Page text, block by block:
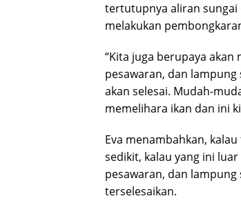
tertutupnya aliran sungai
melakukan
“Kita juga berupaya
pesawaran, dan
akan selesai. Mudah-
memelihara ikan dan ini
Eva menambahkan,
sedikit, kalau yang ini
pesawaran, dan
terselesaikan.